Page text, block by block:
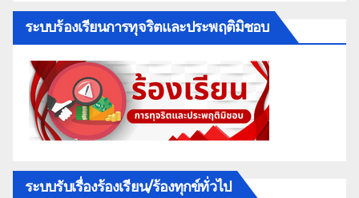
ระบบร้องเรียนการทุจริตและประพฤติมิชอบ
ระบบรับเรื่องร้องเรียน/ร้องทุกข์ทั่วไป